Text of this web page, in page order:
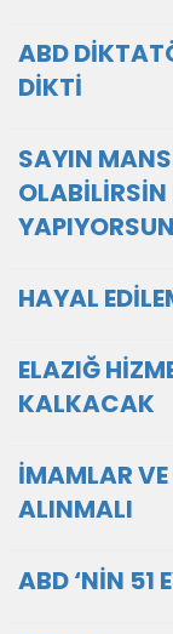
ABD
DİKTİ
SAYIN
YAPIYORSUN
HAYAL
ELAZIĞ
KALKACAK
İMAMLAR VE
ALINMALI
ABD ‘NİN 51